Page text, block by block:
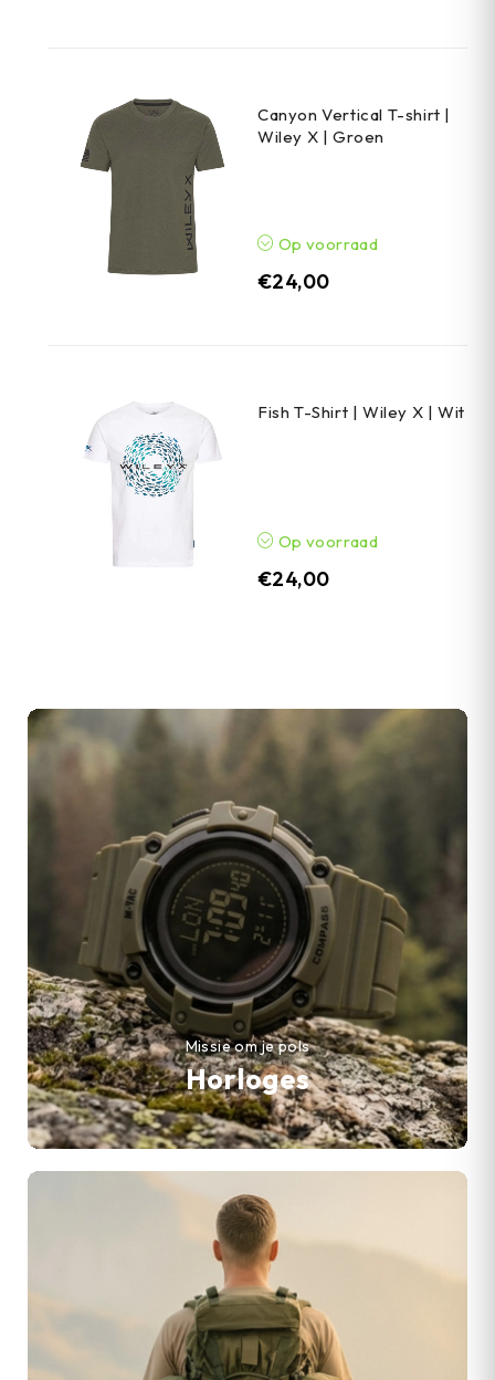
Canyon Vertical T-shirt |
Wiley X | Groen
Op voorraad
€24,00
Fish T-Shirt | Wiley X | Wit
Op voorraad
€24,00
Horloges
Missie om je pols